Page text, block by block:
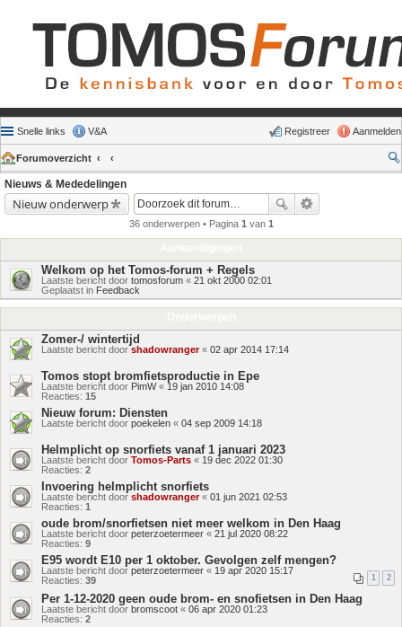
Snelle links V&A Aanmelden
Registreer
Forumoverzicht
Nieuws & Mededelingen
Nieuw onderwerp
36 onderwerpen • Pagina 1 van 1
Welkom op het Tomos-forum + Regels
Laatste bericht door tomosforum « 21 okt 2000 02:01
Geplaatst in Feedback
Zomer-/ wintertijd
Laatste bericht doorshadowranger« 02 apr 2014 17:14
Tomos stopt bromfietsproductie in Epe
Laatste bericht door PimW« 19 jan 2010 14:08
Reacties: 15
Nieuw forum: Diensten
Laatste bericht door poekelen « 04 sep 2009 14:18
Helmplicht op snorfiets vanaf 1 januari 2023
Laatste bericht door Tomos-Parts « 19 dec 2022 01:30
Reacties: 2
Invoering helmplicht snorfiets
Laatste bericht door shadowranger« 01 jun 2021 02:53
Reacties: 1
oude brom/snorfietsen niet meer welkom in Den Haag
Laatste bericht door peterzoetermeer « 21 jul 2020 08:22
Reacties: 9
E95 wordt E10 per 1 oktober. Gevolgen zelf mengen?
Laatste bericht door peterzoetermeer « 19 apr 2020 15:17
Reacties: 39 1 2
Per 1-12-2020 geen oude brom- en snofietsen in Den Haag
Laatste bericht door bromscoot « 06 apr 2020 01:23
Reacties: 2